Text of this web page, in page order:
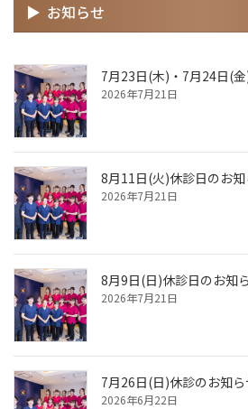
お知らせ
7月23日(木)・7月24日(
2026年7月21日
8月11日(火)休診日のお知
2026年7月21日
8月9日(日)休診日のお知
2026年7月21日
7月26日(日)休診のお知ら
2026年6月22日